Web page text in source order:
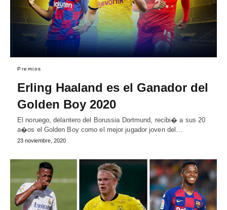
Premios
Erling Haaland es el Ganador del
Golden Boy 2020
El noruego, delantero del Borussia Dortmund, recibi� a sus 20
a�os el Golden Boy como el mejor jugador joven del…
23 noviembre, 2020